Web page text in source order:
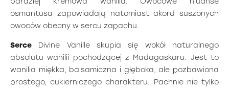
osmantusa zapowiadają natomiast akord suszonych
owoców obecny w sercu zapachu.
Serce Divine Vanille skupia się wokół naturalnego
absolutu wanilii pochodzącej z Madagaskaru. Jest to
wanilia miękka, balsamiczna i głęboka, ale pozbawiona
prostego, cukierniczego charakteru. Pachnie nie tylko